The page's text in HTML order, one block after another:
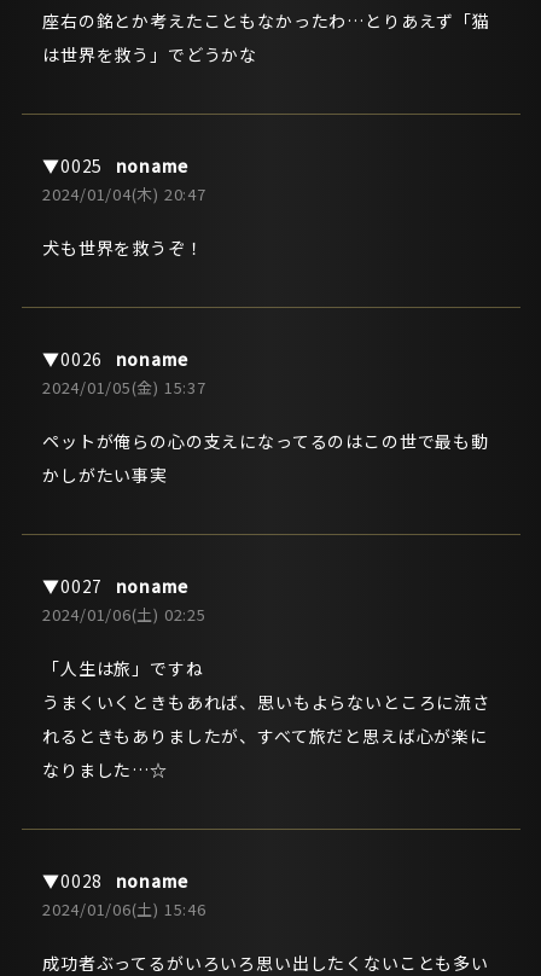
座右の銘とか考えたこともなかったわ…とりあえず「猫
は世界を救う」でどうかな
noname
2024/01/04(木) 20:47
犬も世界を救うぞ！
noname
2024/01/05(金) 15:37
ペットが俺らの心の支えになってるのはこの世で最も動
かしがたい事実
noname
2024/01/06(土) 02:25
「人生は旅」ですね
うまくいくときもあれば、思いもよらないところに流さ
れるときもありましたが、すべて旅だと思えば心が楽に
なりました…☆
noname
2024/01/06(土) 15:46
成功者ぶってるがいろいろ思い出したくないことも多い